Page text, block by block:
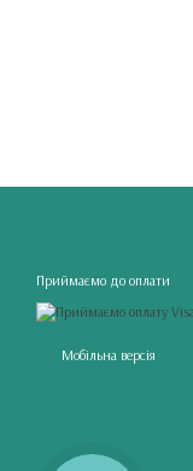
Приймаємо до оплати
Мобільна версія